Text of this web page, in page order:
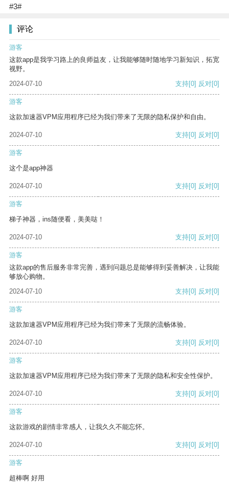
#3#
评论
游客
这款app是我学习路上的良师益友，让我能够随时随地学习新知识，拓宽
视野。
2024-07-10
支持[0] 反对[0]
游客
这款加速器VPM应用程序已经为我们带来了无限的隐私保护和自由。
2024-07-10 支持[0] 反对[0]
游客
这个是app神器
2024-07-10 支持[0] 反对[0]
游客
梯子神器，ins随便看，美美哒！
2024-07-10 支持[0] 反对[0]
游客
这款app的售后服务非常完善，遇到问题总是能够得到妥善解决，让我能
够放心购物。
2024-07-10
支持[0] 反对[0]
游客
这款加速器VPM应用程序已经为我们带来了无限的流畅体验。
2024-07-10 支持[0] 反对[0]
游客
这款加速器VPM应用程序已经为我们带来了无限的隐私和安全性保护。
2024-07-10 支持[0] 反对[0]
游客
这款游戏的剧情非常感人，让我久久不能忘怀。
2024-07-10 支持[0] 反对[0]
游客
超棒啊 好用